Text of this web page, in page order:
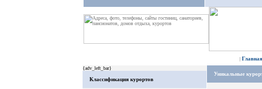
|
{adv_left_bar}
Классификация курортов
Уникальные